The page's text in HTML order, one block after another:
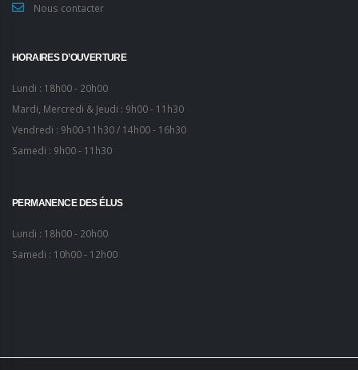
Nous contacter
HORAIRES D’OUVERTURE
Lundi : 18h00 - 20h00
Mardi, Mercredi & Jeudi : 9h00 - 11h30
Vendredi : 9h00-11h30 / 14h00 - 16h30
Samedi : 9h00 - 11h30
PERMANENCE DES ÉLUS
Lundi : 18h00 - 20h00
Samedi : 10h00 - 12h00